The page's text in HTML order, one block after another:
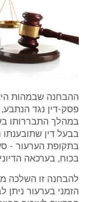
ההבחנה שבמהות
פסק-דין נגד
במהלך התבררותו
בבעל דין
בתקופת הערעור -
בכוח, בערכאה
להבחנה זו השלכה
הזמני בערעור